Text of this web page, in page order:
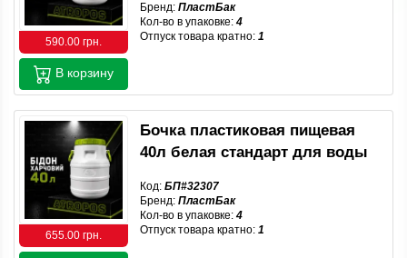
590.00 грн.
Бренд: ПластБак
Кол-во в упаковке: 4
Отпуск товара кратно: 1
В корзину
655.00 грн.
Бочка пластиковая пищевая
40л белая стандарт для воды
Код: БП#32307
Бренд: ПластБак
Кол-во в упаковке: 4
Отпуск товара кратно: 1